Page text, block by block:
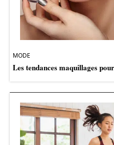
MODE
Les tendances maquillages